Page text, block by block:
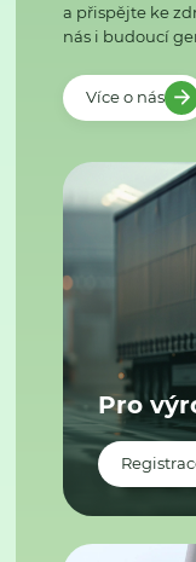
a přispějte ke
nás i budoucí
Více o nás
Pro